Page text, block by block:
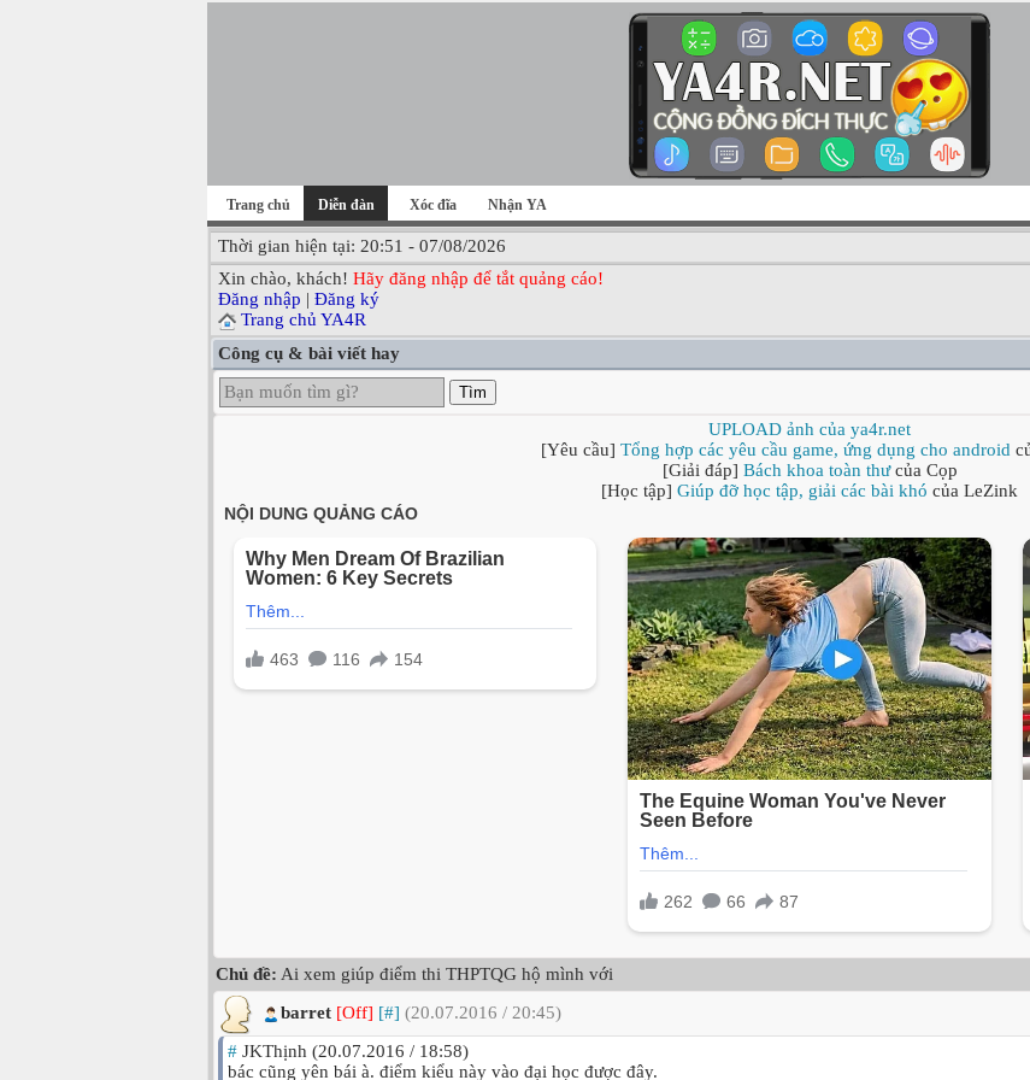
Trang chủ Diễn đàn Xóc đĩa Nhận YA
Thời gian hiện tại: 20:51 - 07/08/2026
Xin chào, khách! Hãy đăng nhập để tắt quảng cáo!
Đăng nhập | Đăng ký
Trang chủ YA4R
Công cụ & bài viết hay
Tìm
UPLOAD ảnh của ya4r.net
[Yêu cầu] Tổng hợp các yêu cầu game, ứng dụng cho android
[Giải đáp] Bách khoa toàn thưcủa Cọp
[Học tập] Giúp đỡ học tập, giải các bài khó của LeZink
Chủ đề: Ai xem giúp điểm thi THPTQG hộ mình với
barret [Off] [#] (20.07.2016 / 20:45)
# JKThịnh (20.07.2016 / 18:58)
bác cũng yên bái à. điểm kiểu này vào đại học được đây.